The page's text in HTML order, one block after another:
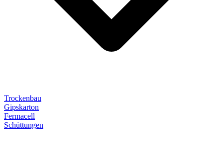
Trockenbau
Gipskarton
Fermacell
Schüttungen